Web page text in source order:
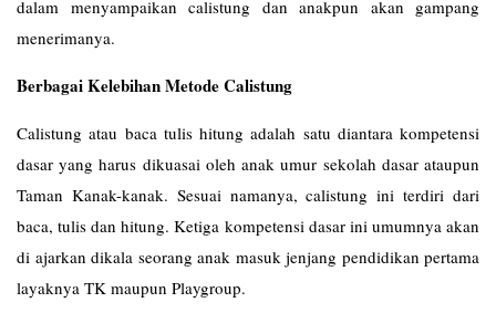
dalam menyampaikan calistung dan anakpun akan gampang
menerimanya.
Berbagai Kelebihan Metode Calistung
Calistung atau baca tulis hitung adalah satu diantara kompetensi
dasar yang harus dikuasai oleh anak umur sekolah dasar ataupun
Taman Kanak-kanak. Sesuai namanya, calistung ini terdiri dari
baca, tulis dan hitung. Ketiga kompetensi dasar ini umumnya akan
di ajarkan dikala seorang anak masuk jenjang pendidikan pertama
layaknya TK maupun Playgroup.